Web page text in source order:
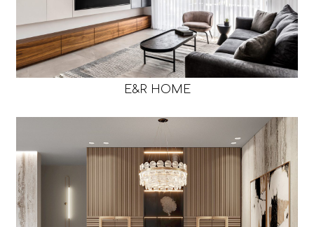
E&R HOME